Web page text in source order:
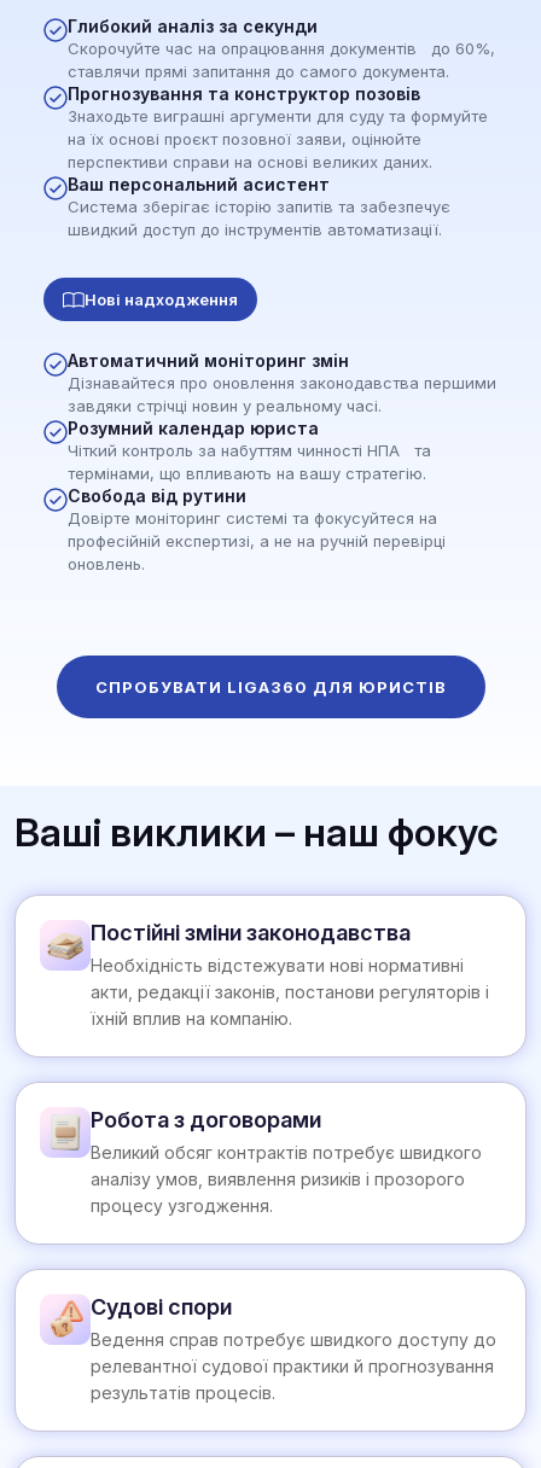
Глибокий аналіз за секунди
Скорочуйте час на опрацювання документів до 60%,
ставлячи прямі запитання до самого документа.
Прогнозування та конструктор позовів
Знаходьте виграшні аргументи для суду та формуйте
на їх основі проєкт позовної заяви, оцінюйте
перспективи справи на основі великих даних.
Ваш персональний асистент
Система зберігає історію запитів та забезпечує
швидкий доступ до інструментів автоматизації.
Нові надходження
Автоматичний моніторинг змін
Дізнавайтеся про оновлення законодавства першими
завдяки стрічці новин у реальному часі.
Розумний календар юриста
Чіткий контроль за набуттям чинності НПА та
термінами, що впливають на вашу стратегію.
Свобода від рутини
Довірте моніторинг системі та фокусуйтеся на
професійній експертизі, а не на ручній перевірці
оновлень.
СПРОБУВАТИ LIGA360 ДЛЯ ЮРИСТІВ
Ваші виклики – наш фокус
Постійні зміни законодавства
Необхідність відстежувати нові нормативні
акти, редакції законів, постанови регуляторів і
їхній вплив на компанію.
Робота з договорами
Великий обсяг контрактів потребує швидкого
аналізу умов, виявлення ризиків і прозорого
процесу узгодження.
Судові спори
Ведення справ потребує швидкого доступу до
релевантної судової практики й прогнозування
результатів процесів.